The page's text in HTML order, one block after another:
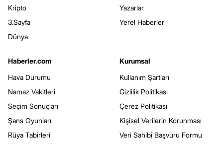
Kripto
3.Sayfa
Dünya
Yazarlar
Yerel Haberler
Haberler.com
Hava Durumu
Namaz Vakitleri
Seçim Sonuçları
Şans Oyunları
Rüya Tabirleri
Kurumsal
Kullanım Şartları
Gizlilik Politikası
Çerez Politikası
Kişisel Verilerin Korunması
Veri Sahibi Başvuru Formu